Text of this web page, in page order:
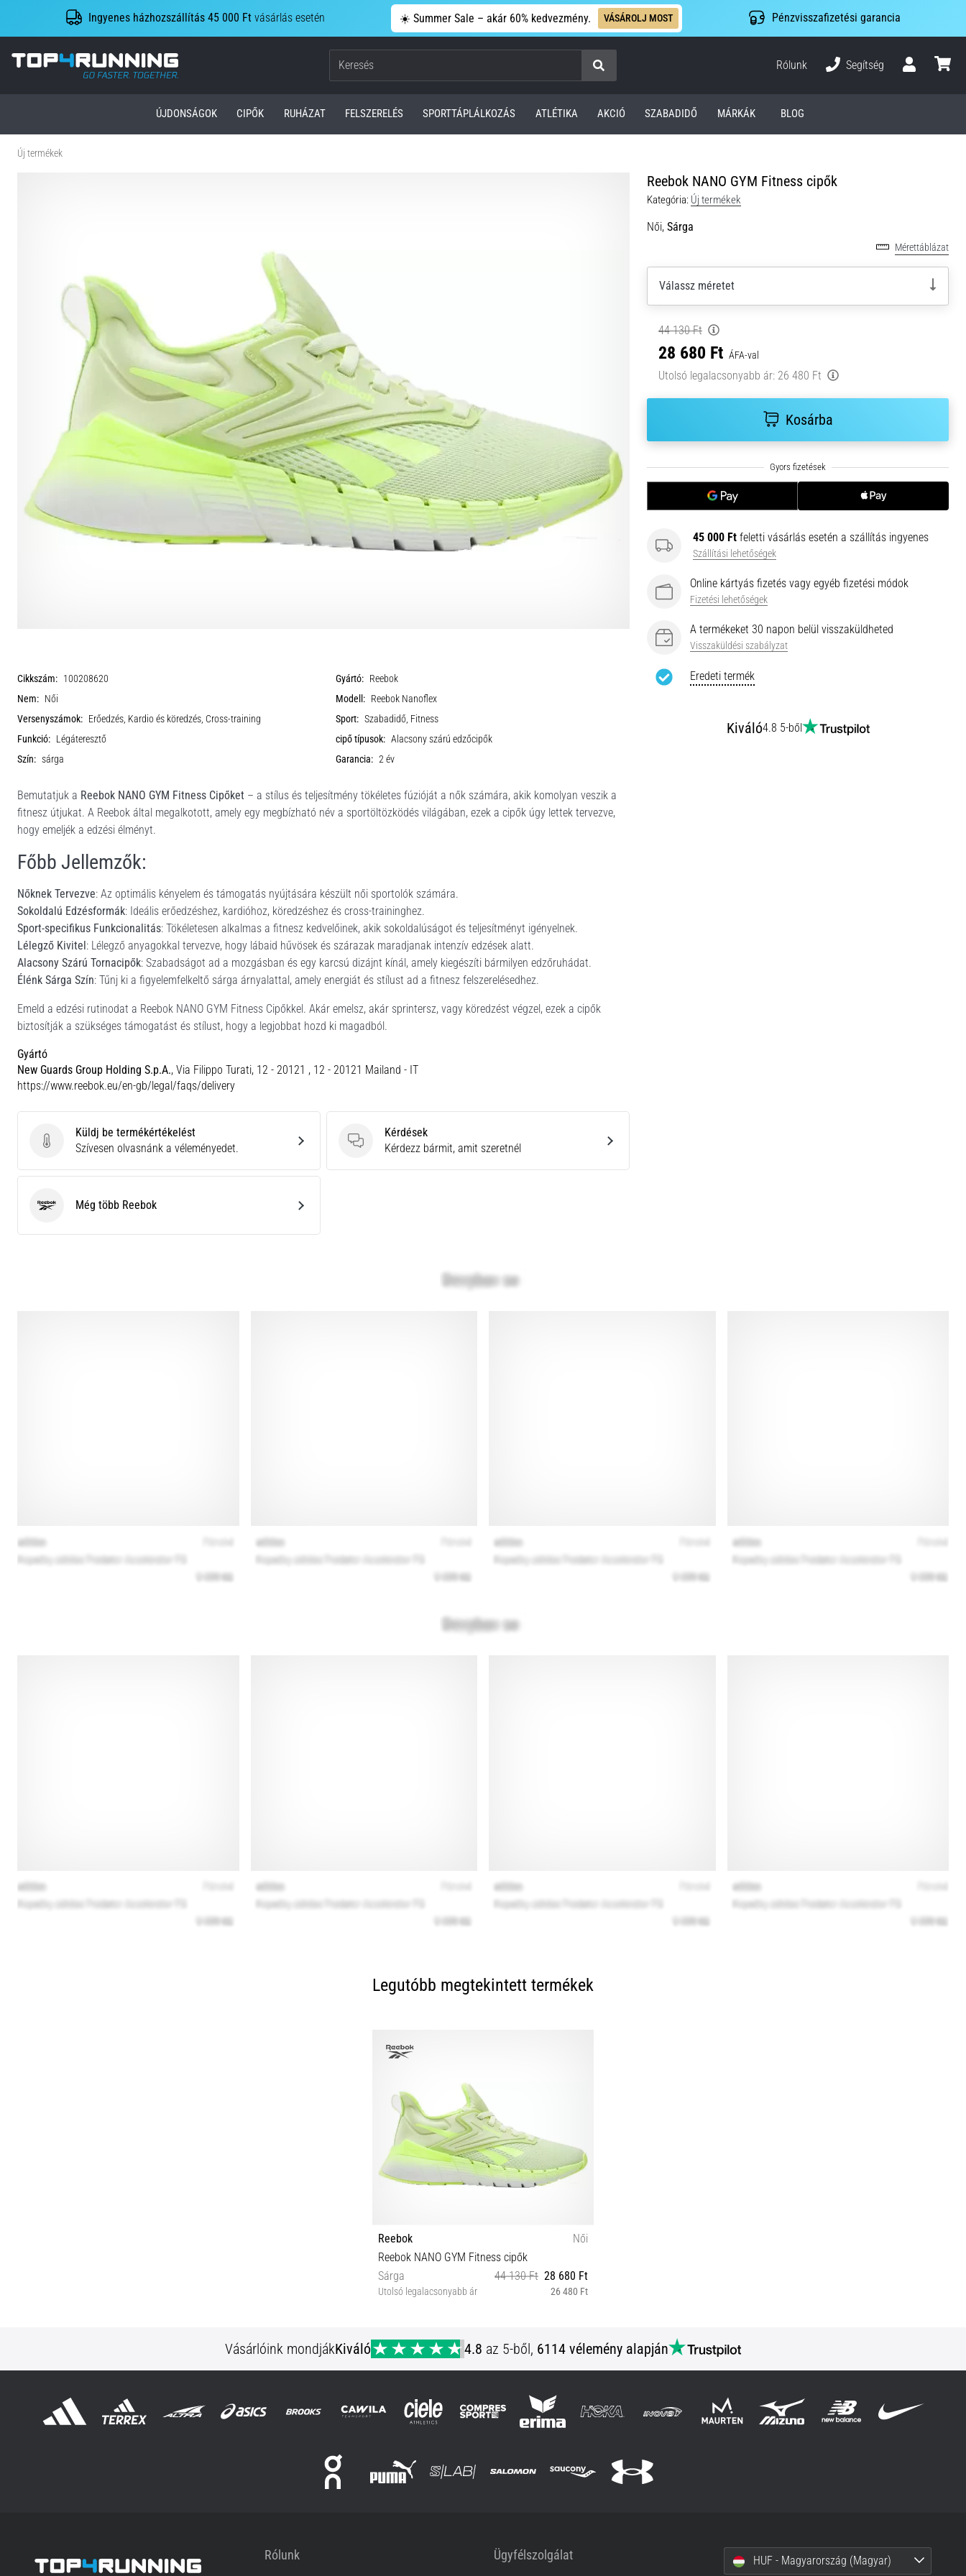
Ingyenes házhozszállítás 45 000 Ft vásárlás esetén ☀️ Summer Sale – akár 60% kedvezmény. VÁSÁROLJ MOST Pénzvisszafizetési garancia
Top4Running.hu
Keresés
Rólunk
Segítség
ÚJDONSÁGOK CIPŐK RUHÁZAT FELSZERELÉS SPORTTÁPLÁLKOZÁS ATLÉTIKA AKCIÓ SZABADIDŐ MÁRKÁK BLOG
Új termékek
Reebok NANO GYM Fitness cipők
Kategória: Új termékek
Női, Sárga
Mérettáblázat
Válassz méretet
44 130 Ft
28 680 Ft ÁFA-val
Utolsó legalacsonyabb ár: 26 480 Ft
Kosárba
45 000 Ft feletti vásárlás esetén a szállítás ingyenes
Szállítási lehetőségek
Online kártyás fizetés vagy egyéb fizetési módok
Fizetési lehetőségek
A termékeket 30 napon belül visszaküldheted
Visszaküldési szabályzat
Eredeti termék
Kiváló4.8 5-ből
Cikkszám: 100208620 Gyártó: Reebok
Nem: Női Modell: Reebok Nanoflex
Versenyszámok: Erőedzés, Kardio és köredzés, Cross-training Sport: Szabadidő, Fitness
Funkció: Légáteresztő cipő típusok: Alacsony szárú edzőcipők
Szín: sárga Garancia: 2 év
Bemutatjuk a Reebok NANO GYM Fitness Cipőket – a stílus és teljesítmény tökéletes fúzióját a nők számára, akik komolyan veszik a
fitnesz útjukat. A Reebok által megalkotott, amely egy megbízható név a sportöltözködés világában, ezek a cipők úgy lettek tervezve,
hogy emeljék a edzési élményt.
Főbb Jellemzők:
Nőknek Tervezve: Az optimális kényelem és támogatás nyújtására készült női sportolók számára.
Sokoldalú Edzésformák: Ideális erőedzéshez, kardióhoz, köredzéshez és cross-traininghez.
Sport-specifikus Funkcionalitás: Tökéletesen alkalmas a fitnesz kedvelőinek, akik sokoldalúságot és teljesítményt igényelnek.
Lélegző Kivitel: Lélegző anyagokkal tervezve, hogy lábaid hűvösek és szárazak maradjanak intenzív edzések alatt.
Alacsony Szárú Tornacipők: Szabadságot ad a mozgásban és egy karcsú dizájnt kínál, amely kiegészíti bármilyen edzőruhádat.
Élénk Sárga Szín: Tűnj ki a figyelemfelkeltő sárga árnyalattal, amely energiát és stílust ad a fitnesz felszerelésedhez.
Emeld a edzési rutinodat a Reebok NANO GYM Fitness Cipőkkel. Akár emelsz, akár sprintersz, vagy köredzést végzel, ezek a cipők
biztosítják a szükséges támogatást és stílust, hogy a legjobbat hozd ki magadból.
Gyártó
New Guards Group Holding S.p.A., Via Filippo Turati, 12 - 20121 , 12 - 20121 Mailand - IT
https://www.reebok.eu/en-gb/legal/faqs/delivery
Küldj be termékértékelést
Küldj be termékértékelést
Szívesen olvasnánk a véleményedet.
Kérdések
Kérdések
Kérdezz bármit, amit szeretnél
ReebokMég több Reebok
Legutóbb megtekintett termékek
Reebok
Női
Reebok NANO GYM Fitness cipők
Sárga
44 130 Ft 28 680 Ft
Utolsó legalacsonyabb ár 26 480 Ft
Vásárlóink mondjákKiváló 4.8 az 5-ből, 6114 vélemény alapján
Rólunk Ügyfélszolgálat HUF - Magyarország (Magyar)